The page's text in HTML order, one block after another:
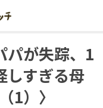
パが失踪、1
しすぎる母
1）〉